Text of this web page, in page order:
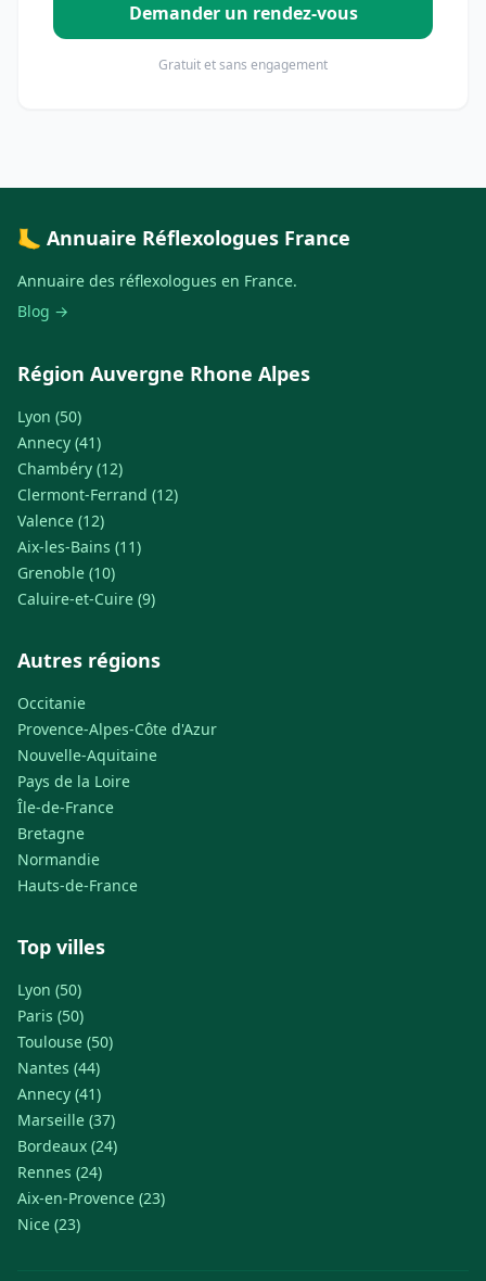
Demander un rendez-vous
Gratuit et sans engagement
🦶 Annuaire Réflexologues France
Annuaire des réflexologues en France.
Blog →
Région Auvergne Rhone Alpes
Lyon (50)
Annecy (41)
Chambéry (12)
Clermont-Ferrand (12)
Valence (12)
Aix-les-Bains (11)
Grenoble (10)
Caluire-et-Cuire (9)
Autres régions
Occitanie
Provence-Alpes-Côte d'Azur
Nouvelle-Aquitaine
Pays de la Loire
Île-de-France
Bretagne
Normandie
Hauts-de-France
Top villes
Lyon (50)
Paris (50)
Toulouse (50)
Nantes (44)
Annecy (41)
Marseille (37)
Bordeaux (24)
Rennes (24)
Aix-en-Provence (23)
Nice (23)